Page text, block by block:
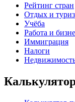
Рейтинг стран
Отдых и
Учёба
Работа и
Иммиграция
Налоги